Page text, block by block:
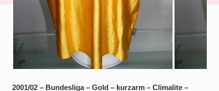
2001/02 – Bundesliga – Gold – kurzarm – Climalite –